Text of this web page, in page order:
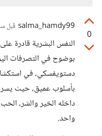
0
salma_hamdy99 قبل
النفس البشرية قادرة
بوضوح في التصرفات
دستويفسكي، في
بأسلوب عميق، حيث
داخله الخير والشر،
واحد.